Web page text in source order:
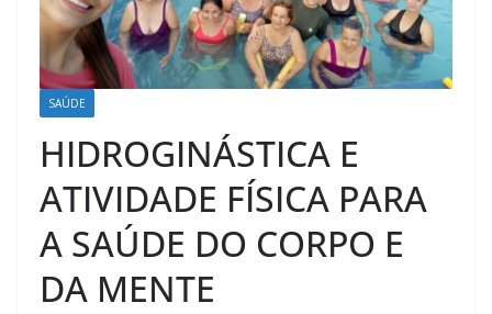
SAÚDE
HIDROGINÁSTICA E
ATIVIDADE FÍSICA PARA
A SAÚDE DO CORPO E
DA MENTE